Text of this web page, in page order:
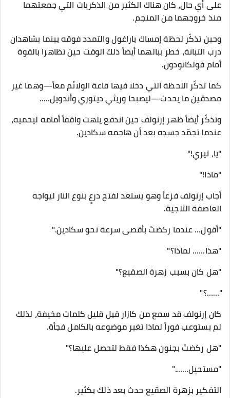
على أي حال، كان هناك الكثير من الذكريات التي جمعتهما
منذ خروجهما من المنجم.
وحين تذكّر لحظة إمساك باراغول والتمدد فوقه بينما يشاهدان
درب التبانة، خطر ببالهما أيضاً ذلك الوقت حين تظاهرا بالقوة
أمام فولكانودون.
كما تذكّر اللحظة التي دخلا فيها قاعة الولائم معاً—وهما غير
مصدقين ما يحدث—ليصبحا وريثي ديتوري وأندويل…..
وتذكّر أيضاً ظهر إرنولف حين اندفع يلهث واقفاً أمامه ليحميه،
عندما تجمّد جسده بعد أن هاجمه سكادين.
"يا، تيري!"
"ماذا!"
أجاب إرنولف فزعاً وهو يستعد لفتح درعٍ بنوع النار ليواجه
العاصفة الثلجية.
"أقول… عندما ركضتَ بأقصى سرعة نحو سكادين."
"هذا…… لماذا؟"
"هل كان بسبب زهرة الصقيع؟"
"……؟"
كان إرنولف قد سمع من كازار قبل قليل كلمات مخيفة، لذلك
لم يستوعب فوراً لماذا تغير موضوعه بالكامل فجأة.
"هل ركضتَ بجنون هكذا فقط لتحصل عليها؟"
"مستحيل……."
التفكير بزهرة الصقيع حدث بعد ذلك بكثير.